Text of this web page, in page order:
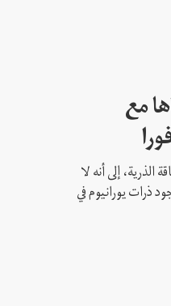
مع
الذرية، إلى أنه لا
ذرات يورانيوم في